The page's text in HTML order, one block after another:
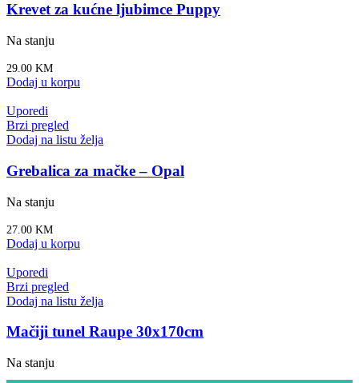
Krevet za kućne ljubimce Puppy
Na stanju
29.00 KM
Dodaj u korpu
Uporedi
Brzi pregled
Dodaj na listu želja
Grebalica za mačke – Opal
Na stanju
27.00 KM
Dodaj u korpu
Uporedi
Brzi pregled
Dodaj na listu želja
Mačiji tunel Raupe 30x170cm
Na stanju